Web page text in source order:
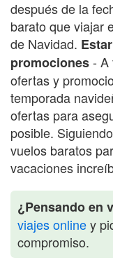
después de la
barato que viajar
de Navidad.
promociones- A
ofertas y
temporada
ofertas para
posible.
vuelos baratos
vacaciones
¿Pensando en
viajes onliney
compromiso.